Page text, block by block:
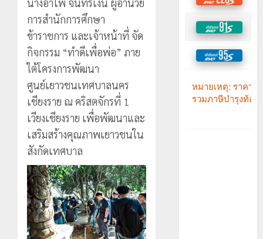
นางอำไพ จันทร์เงิน ผู้อำนวย
การสำนักการศึกษา
ข้าราชการ และเจ้าหน้าที่ จัด
กิจกรรม “ทำดีเพื่อพ่อ” ภาย
ใต้โครงการพัฒนา
ศูนย์เยาวชนเทศบาลนคร
เชียงราย ณ คริสตจักรที่ 1
เวียงเชียงราย เพื่อพัฒนาและ
เสริมสร้างคุณภาพเยาวชนใน
สังกัดเทศบาล